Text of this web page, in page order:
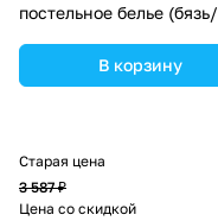
постельное белье (бязь/
в ассортименте.
В корзину
Старая цена
3 587 ₽
Цена со скидкой